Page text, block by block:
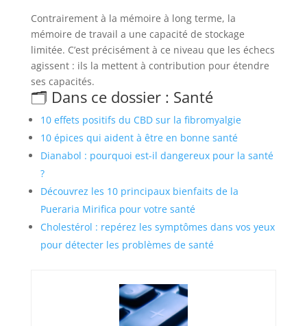
Contrairement à la mémoire à long terme, la
mémoire de travail a une capacité de stockage
limitée. C’est précisément à ce niveau que les échecs
agissent : ils la mettent à contribution pour étendre
ses capacités.
🗂️ Dans ce dossier : Santé
10 effets positifs du CBD sur la fibromyalgie
10 épices qui aident à être en bonne santé
Dianabol : pourquoi est-il dangereux pour la santé
?
Découvrez les 10 principaux bienfaits de la
Pueraria Mirifica pour votre santé
Cholestérol : repérez les symptômes dans vos yeux
pour détecter les problèmes de santé